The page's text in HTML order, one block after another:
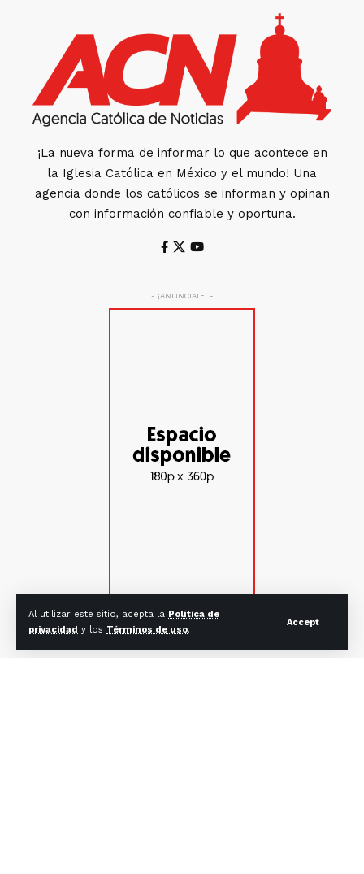
Al utilizar este sitio, acepta la Política de
privacidad y los Términos de uso.
Accept
¡La nueva forma de informar lo que acontece en
la Iglesia Católica en México y el mundo! Una
agencia donde los católicos se informan y opinan
con información confiable y oportuna.
- ¡ANÚNCIATE! -